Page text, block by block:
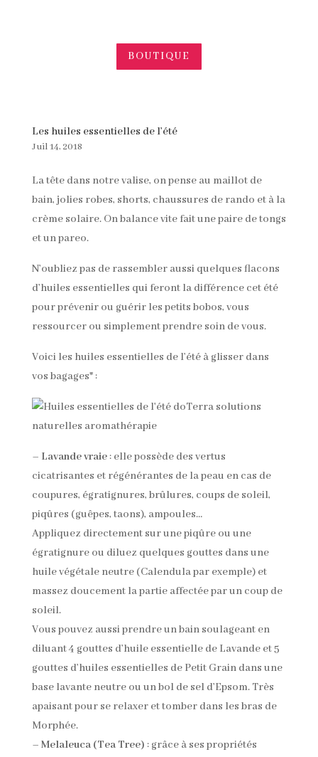
BOUTIQUE
Les huiles essentielles de l’été
Juil 14, 2018
La tête dans notre valise, on pense au maillot de
bain, jolies robes, shorts, chaussures de rando et à la
crème solaire. On balance vite fait une paire de tongs
et un pareo.
N’oubliez pas de rassembler aussi quelques flacons
d’huiles essentielles qui feront la différence cet été
pour prévenir ou guérir les petits bobos, vous
ressourcer ou simplement prendre soin de vous.
Voici les huiles essentielles de l’été à glisser dans
vos bagages* :
– Lavande vraie: elle possède des vertus
cicatrisantes et régénérantes de la peau en cas de
coupures, égratignures, brûlures, coups de soleil,
piqûres (guêpes, taons), ampoules…
Appliquez directement sur une piqûre ou une
égratignure ou diluez quelques gouttes dans une
huile végétale neutre (Calendula par exemple) et
massez doucement la partie affectée par un coup de
soleil.
Vous pouvez aussi prendre un bain soulageant en
diluant 4 gouttes d’huile essentielle de Lavande et 5
gouttes d’huiles essentielles de Petit Grain dans une
base lavante neutre ou un bol de sel d’Epsom. Très
apaisant pour se relaxer et tomber dans les bras de
Morphée.
– Melaleuca (Tea Tree) : grâce à ses propriétés